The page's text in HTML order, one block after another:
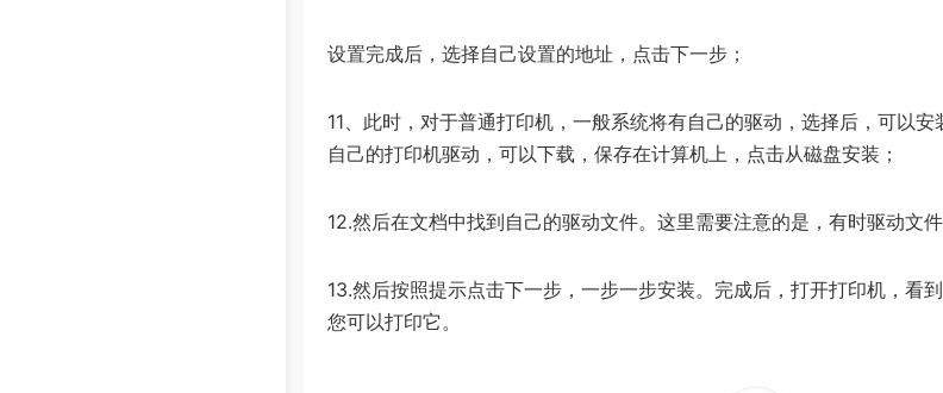
设置完成后，选择自己设置的地址，点击下一步；
11、此时，对于普通打印机，一般系统将有自己的驱动，选择后，可以
自己的打印机驱动，可以下载，保存在计算机上，点击从磁盘安装；
12.然后在文档中找到自己的驱动文件。这里需要注意的是，有时驱动文件
13.然后按照提示点击下一步，一步一步安装。完成后，打开打印机，看
您可以打印它。